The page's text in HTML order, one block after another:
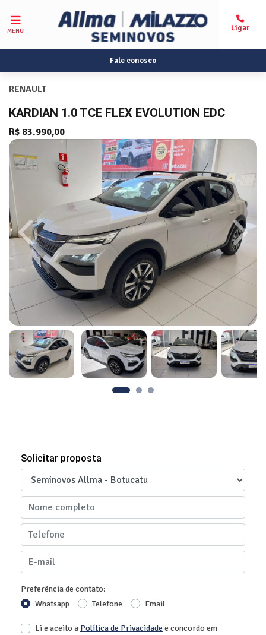
MENU
Fale conosco
RENAULT
KARDIAN 1.0 TCE FLEX EVOLUTION EDC
R$ 83.990,00
Previous Next
Solicitar proposta
Preferência de contato:
Whatsapp
Telefone Email
Li e aceito a Política de Privacidadee concordo em